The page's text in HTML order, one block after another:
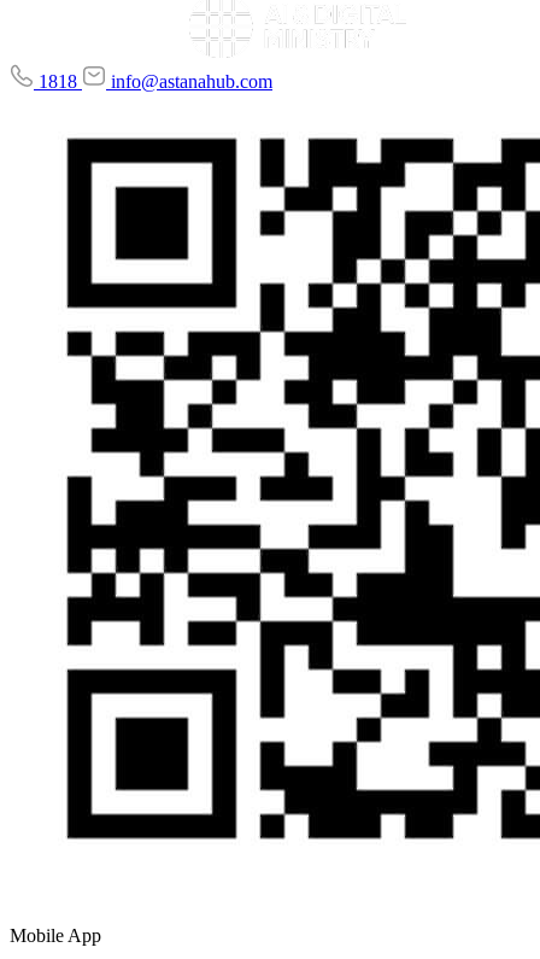
1818 info@astanahub.com
Mobile App